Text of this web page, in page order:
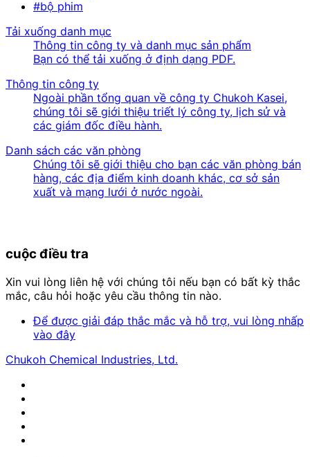
#bộ phim
Tải xuống danh mục
Thông tin công ty và danh mục sản phẩm
Bạn có thể tải xuống ở định dạng PDF.
Thông tin công ty
Ngoài phần tổng quan về công ty Chukoh Kasei,
chúng tôi sẽ giới thiệu triết lý công ty, lịch sử và
các giám đốc điều hành.
Danh sách các văn phòng
Chúng tôi sẽ giới thiệu cho bạn các văn phòng bán
hàng, các địa điểm kinh doanh khác, cơ sở sản
xuất và mạng lưới ở nước ngoài.
cuộc điều tra
Xin vui lòng liên hệ với chúng tôi nếu bạn có bất kỳ thắc
mắc, câu hỏi hoặc yêu cầu thông tin nào.
Để được giải đáp thắc mắc và hỗ trợ, vui lòng nhấp
vào đây
Chukoh Chemical Industries, Ltd.